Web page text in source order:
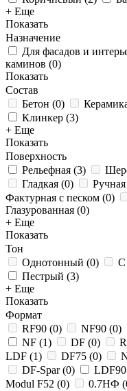
+ Еще
Показать
Назначение
Для фасадов и
каминов (0)
Показать
Состав
Бетон (0)
Клинкер (3)
+ Еще
Показать
Поверхность
Рельефная (3)
Гладкая (0)
Фактурная с песком (0)
Глазурованная (0)
+ Еще
Показать
Тон
Однотонный (0) С
Пестрый (3)
+ Еще
Показать
Формат
RF90 (0) NF90 (0)
NF (1) DF (0)
LDF (1) DF75 (0)
DF-Spar(0) LDF90
Modul F52 (0) 0.7НФ (